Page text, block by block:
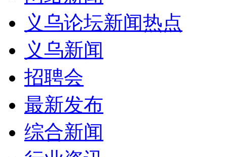
义乌论坛新闻热点
义乌新闻
招聘会
最新发布
综合新闻